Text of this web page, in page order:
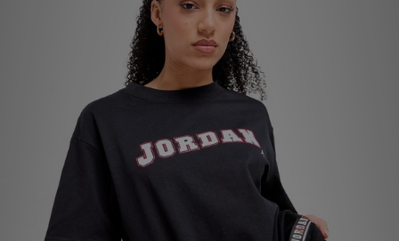
Merken
Vind een winkel